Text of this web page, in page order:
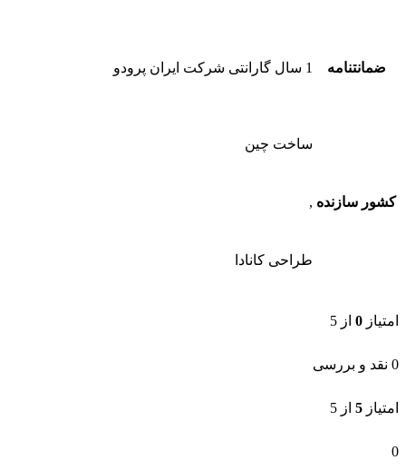
ضمانتنامه 1 سال گارانتی شرکت ایران پرودو
کشور سازنده
ساخت چین
,
طراحی کانادا
امتیاز 0 از 5
0 نقد و بررسی
امتیاز 5 از 5
0